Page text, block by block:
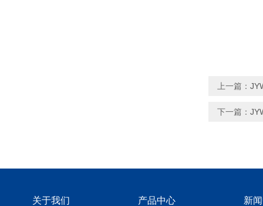
上一篇：
下一篇：
关于我们 产品中心 新